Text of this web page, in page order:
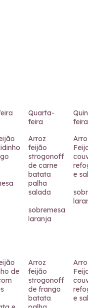
Quarta-
feira
feira
Arroz
feijão
strogonoff
de carne
batata
palha
salada
sobremesa
laranja
e
de
Arroz
feijão
strogonoff
de frango
batata
e